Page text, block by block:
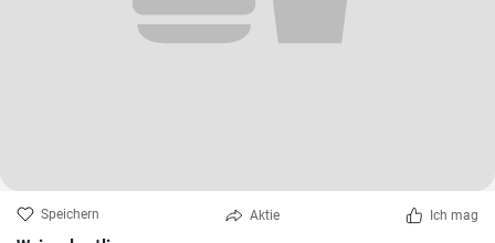
Speichern Aktie Ich mag